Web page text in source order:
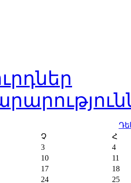
Չ
Հ
3
4
10
11
17
18
24
25